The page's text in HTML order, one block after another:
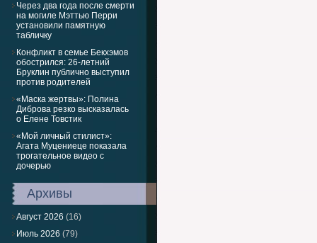
Через два года после смерти
на могиле Мэттью Перри
установили памятную
табличку
Конфликт в семье Бекхэмов
обострился: 26-летний
Бруклин публично выступил
против родителей
«Маска жертвы»: Полина
Диброва резко высказалась
о Елене Товстик
«Мой личный стилист»:
Агата Муцениеце показала
трогательное видео с
дочерью
Архивы
Август 2026 (16)
Июль 2026 (79)